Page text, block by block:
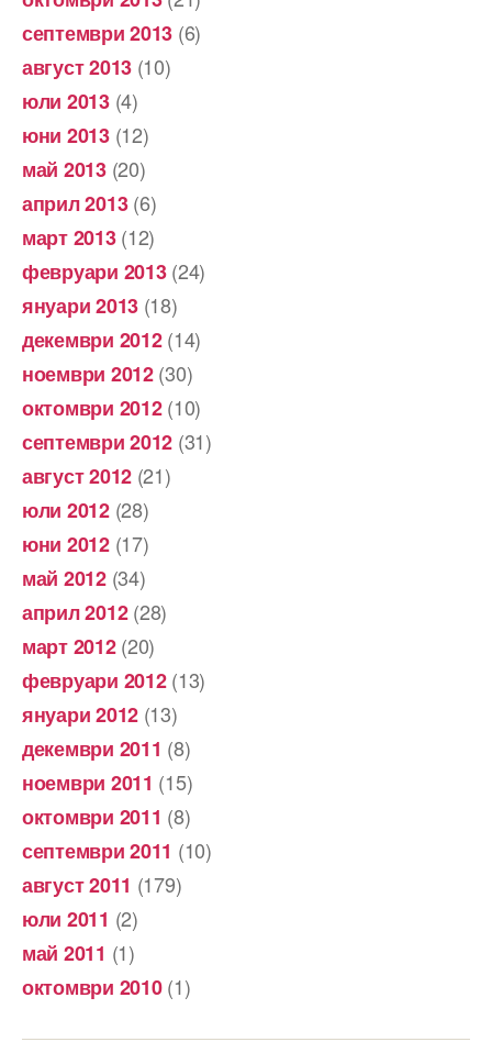
септември 2013 (6)
август 2013 (10)
юли 2013(4)
юни 2013(12)
май 2013(20)
април 2013(6)
март 2013(12)
февруари 2013(24)
януари 2013 (18)
декември 2012(14)
ноември 2012(30)
октомври 2012(10)
септември 2012 (31)
август 2012 (21)
юли 2012(28)
юни 2012(17)
май 2012(34)
април 2012(28)
март 2012(20)
февруари 2012(13)
януари 2012 (13)
декември 2011 (8)
ноември 2011 (15)
октомври 2011 (8)
септември 2011 (10)
август 2011 (179)
юли 2011 (2)
май 2011 (1)
октомври 2010(1)